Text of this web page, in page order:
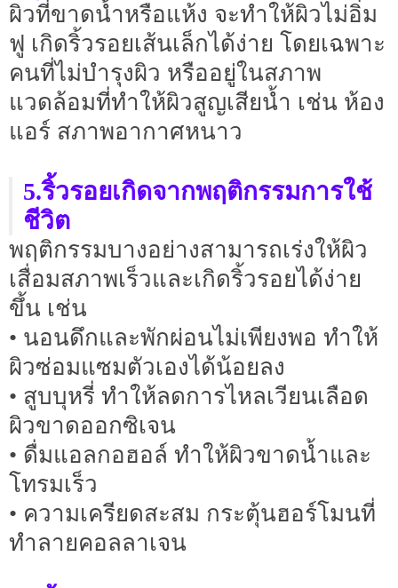
ผิวที่ขาดน้ำหรือแห้ง จะทำให้ผิวไม่อิ่ม
ฟู เกิดริ้วรอยเส้นเล็กได้ง่าย โดยเฉพาะ
คนที่ไม่บำรุงผิว หรืออยู่ในสภาพ
แวดล้อมที่ทำให้ผิวสูญเสียน้ำ เช่น ห้อง
แอร์ สภาพอากาศหนาว
5.ริ้วรอยเกิดจากพฤติกรรมการใช้
ชีวิต
พฤติกรรมบางอย่างสามารถเร่งให้ผิว
เสื่อมสภาพเร็วและเกิดริ้วรอยได้ง่าย
ขึ้น เช่น
• นอนดึกและพักผ่อนไม่เพียงพอ ทำให้
ผิวซ่อมแซมตัวเองได้น้อยลง
• สูบบุหรี่ ทำให้ลดการไหลเวียนเลือด
ผิวขาดออกซิเจน
• ดื่มแอลกอฮอล์ ทำให้ผิวขาดน้ำและ
โทรมเร็ว
• ความเครียดสะสม กระตุ้นฮอร์โมนที่
ทำลายคอลลาเจน